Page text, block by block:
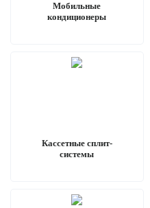
Мобильные
кондиционеры
Кассетные сплит-
системы